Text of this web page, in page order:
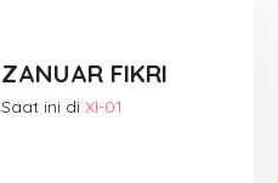
ZANUAR FIKRI
Saat ini di XI-01